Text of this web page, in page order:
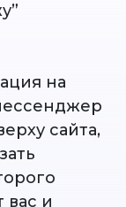
на
сайта,
вас и